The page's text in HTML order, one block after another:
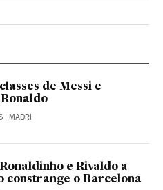
Twitter
en Facebook
de Messi e
| MADRI
e Rivaldo a
constrange o Barcelona